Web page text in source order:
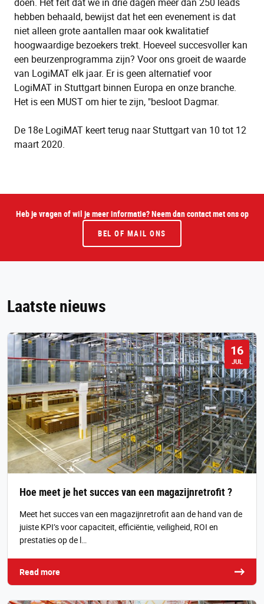
doen. Het feit dat we in drie dagen meer dan 250 leads
hebben behaald, bewijst dat het een evenement is dat
niet alleen grote aantallen maar ook kwalitatief
hoogwaardige bezoekers trekt. Hoeveel succesvoller kan
een beurzenprogramma zijn? Voor ons groeit de waarde
van LogiMAT elk jaar. Er is geen alternatief voor
LogiMAT in Stuttgart binnen Europa en onze branche.
Het is een MUST om hier te zijn, "besloot Dagmar.
De 18e LogiMAT keert terug naar Stuttgart van 10 tot 12
maart 2020.
Heb je vragen of wil je meer informatie? Neem dan contact met ons op
BEL OF MAIL ONS
Laatste nieuws
16
JUL
Hoe meet je het succes van een magazijnretrofit ?
Meet het succes van een magazijnretrofit aan de hand van de
juiste KPI’s voor capaciteit, efficiëntie, veiligheid, ROI en
prestaties op de l…
Read more